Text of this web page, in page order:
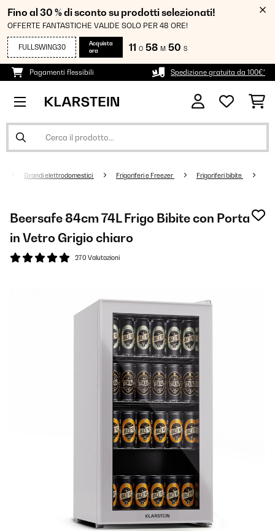
Fino al 30 % di sconto su prodotti selezionati!
OFFERTE FANTASTICHE VALIDE SOLO PER 48 ORE!
FULLSWING30
Acquista
ora
11 O 58 M 50 S
Pagamenti flessibili Spedizione gratuita da 100€*
Grandi elettrodomestici Frigoriferi e Freezer Frigoriferi bibite
Beersafe 84cm 74L Frigo Bibite con Porta
in Vetro Grigio chiaro
270 Valutazioni